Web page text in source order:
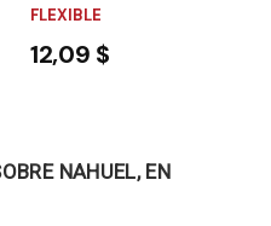
FLEXIBLE
12,09 $
NAHUEL, EN